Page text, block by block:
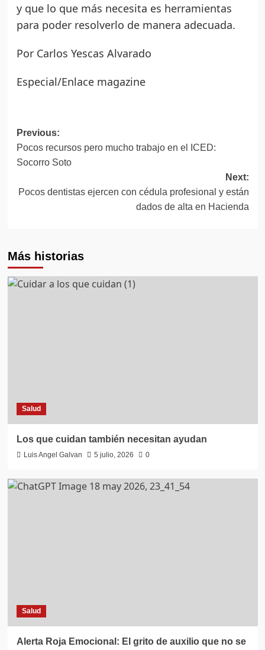
y que lo que más necesita es herramientas
para poder resolverlo de manera adecuada.
Por Carlos Yescas Alvarado
Especial/Enlace magazine
Post
navigation
Previous:
Pocos recursos pero mucho trabajo en el ICED:
Socorro Soto
Next:
Pocos dentistas ejercen con cédula profesional y están
dados de alta en Hacienda
Más historias
Salud
Los que cuidan también necesitan ayudan
Luis Angel Galvan 5 julio, 2026 0
Salud
Alerta Roja Emocional: El grito de auxilio que no se